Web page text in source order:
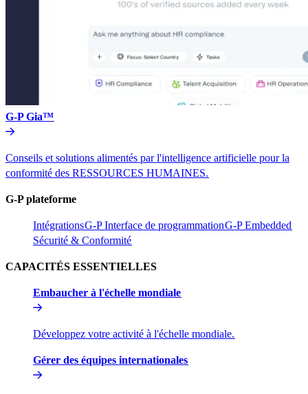
G-P Gia™​​
Conseils et solutions alimentés par l'intelligence artificielle pour la
conformité des RESSOURCES HUMAINES.​​
G-P plateforme​​
Intégrations​​G-P Interface de programmation​​G-P Embedded​​
Sécurité & Conformité​​
CAPACITÉS ESSENTIELLES​​
Embaucher à l'échelle mondiale​​
Développez votre activité à l'échelle mondiale.​​
Gérer des équipes internationales​​